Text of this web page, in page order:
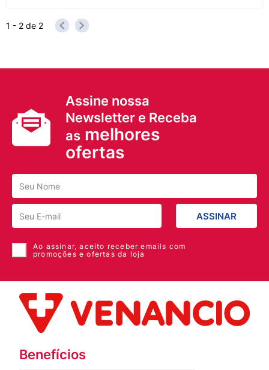
1 - 2 de 2
Assine nossa
Newsletter e Receba
as melhores
ofertas
ASSINAR
Ao assinar, aceito receber emails com
promoções e ofertas da loja
Benefícios